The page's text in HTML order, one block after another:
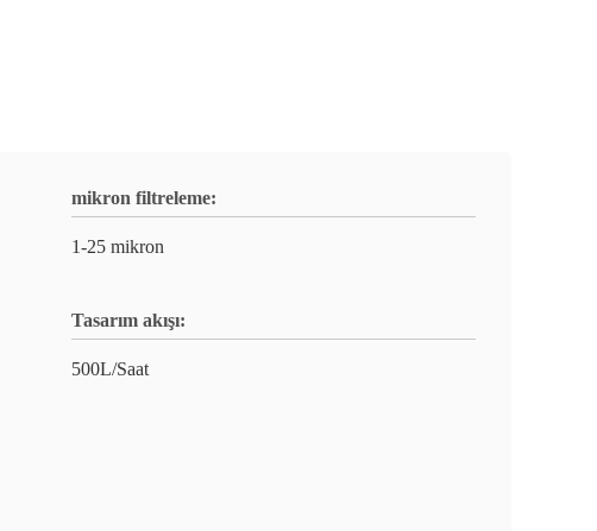
mikron filtreleme:
1-25 mikron
Tasarım akışı:
500L/Saat